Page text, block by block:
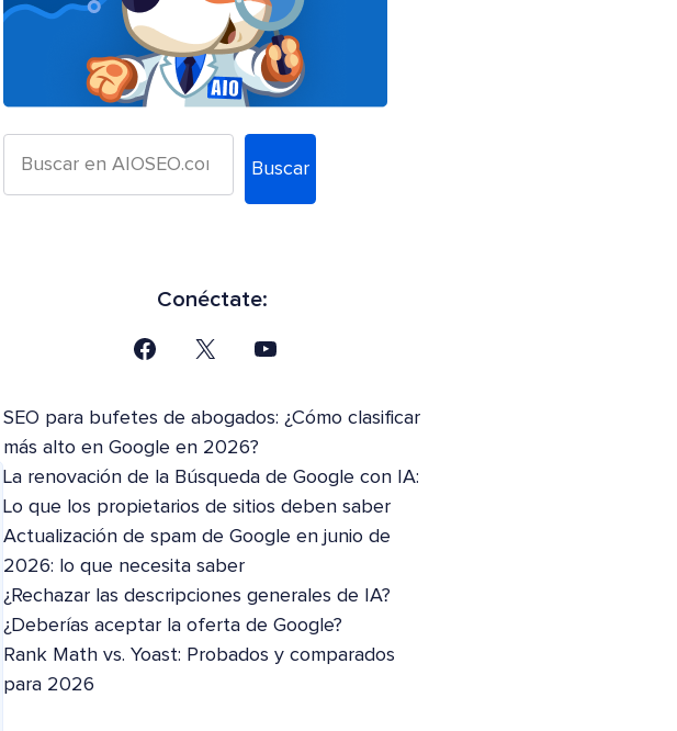
Buscar
Conéctate:
SEO para bufetes de abogados: ¿Cómo clasificar
más alto en Google en 2026?
La renovación de la Búsqueda de Google con IA:
Lo que los propietarios de sitios deben saber
Actualización de spam de Google en junio de
2026: lo que necesita saber
¿Rechazar las descripciones generales de IA?
¿Deberías aceptar la oferta de Google?
Rank Math vs. Yoast: Probados y comparados
para 2026